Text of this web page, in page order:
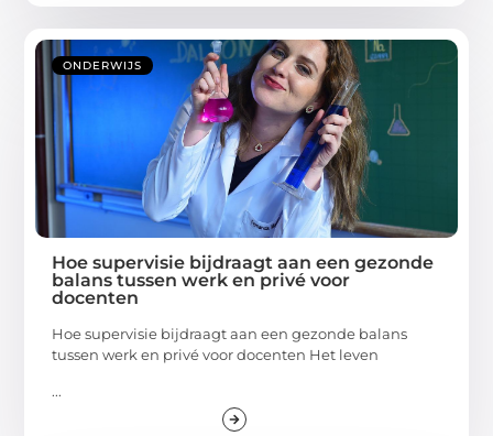
ONDERWIJS
Hoe supervisie bijdraagt aan een gezonde
balans tussen werk en privé voor
docenten
Hoe supervisie bijdraagt aan een gezonde balans
tussen werk en privé voor docenten Het leven
...